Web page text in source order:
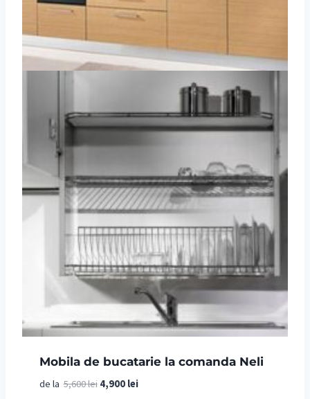
Mobila de bucatarie la comanda Neli
de la5,600lei Prețul
4,900 leiPrețul